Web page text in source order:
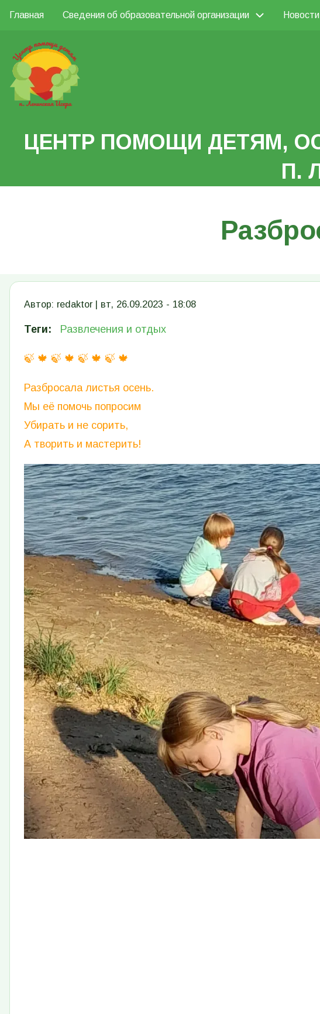
Перейти
основному
содержанию
Search
Основная
навигация
Главная Сведения об образовательной организации Новости
ЦЕНТР ПОМОЩИ ДЕТЯМ,
П.
Автор: redaktor вт, 26.09.2023 - 18:08
Теги Развлечения и отдых
🍃 🍁 🍃 🍁 🍃 🍁 🍃 🍁
Разбросала листья осень.
Мы её помочь попросим
Убирать и не сорить,
А творить и мастерить!